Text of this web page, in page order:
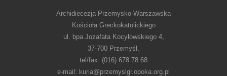
Archidiecezja Przemysko-Warszawska
Kościoła Greckokatolickiego
ul. bpa Jozafata Kocyłowskiego 4,
37-700 Przemyśl,
tel/fax: (016) 678 78 68
e-mail: kuria@przemyslgr.opoka.org.pl